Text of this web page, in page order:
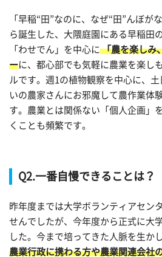
「早稲“田”なのに、なぜ“田”んぼが
ら誕生した、大隈庭園にある早稲田
「わせでん」を中心に「農を楽しみ
ーに、都心部でも気軽に農業を楽し
ルです。週1の植物観察を中心に、
いの農家さんにお邪魔して農作業体
す。農業とは関係ない「個人企画」
くことも頻繁です。
Q2.一番自慢できることは？
昨年度までは大学ボランティアセン
せんでしたが、今年度から正式に大
した。今まで培ってきた人脈を生かし
農業行政に携わる方や農業関連会社